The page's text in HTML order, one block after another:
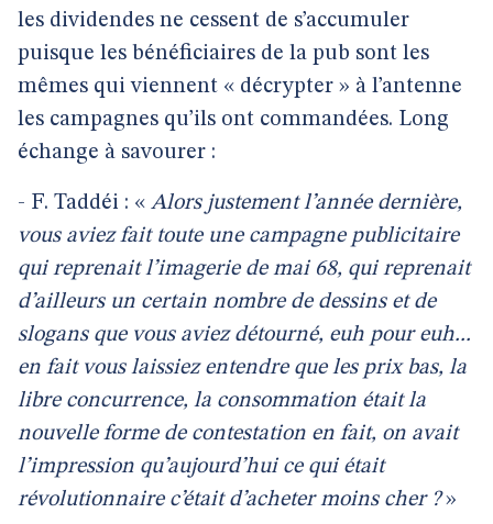
les dividendes ne cessent de s’accumuler
puisque les bénéficiaires de la pub sont les
mêmes qui viennent « décrypter » à l’antenne
les campagnes qu’ils ont commandées. Long
échange à savourer :
- F. Taddéi : « Alors justement l’année dernière,
vous aviez fait toute une campagne publicitaire
qui reprenait l’imagerie de mai 68, qui reprenait
d’ailleurs un certain nombre de dessins et de
slogans que vous aviez détourné, euh pour euh...
en fait vous laissiez entendre que les prix bas, la
libre concurrence, la consommation était la
nouvelle forme de contestation en fait, on avait
l’impression qu’aujourd’hui ce qui était
révolutionnaire c’était d’acheter moins cher ?»